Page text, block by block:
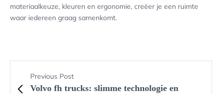
materiaalkeuze, kleuren en ergonomie, creëer je een ruimte
waar iedereen graag samenkomt.
Previous Post
Volvo fh trucks: slimme technologie en